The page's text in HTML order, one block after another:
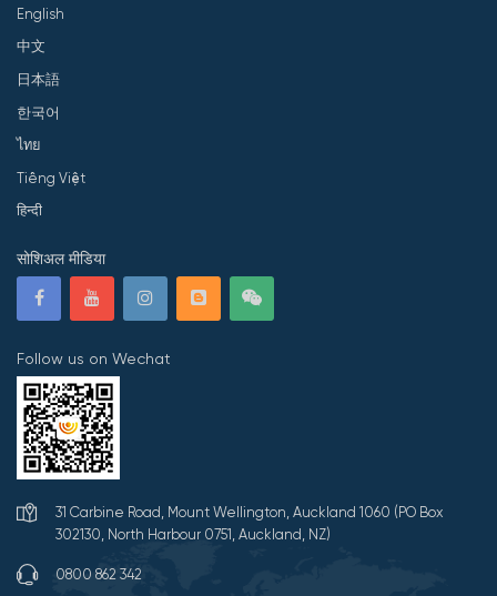
English
中文
日本語
한국어
ไทย
Tiếng Việt
हिन्दी
सोशिअल मीडिया
Follow us on Wechat
31 Carbine Road, Mount Wellington, Auckland 1060 (PO Box
302130, North Harbour 0751, Auckland, NZ)
0800 862 342